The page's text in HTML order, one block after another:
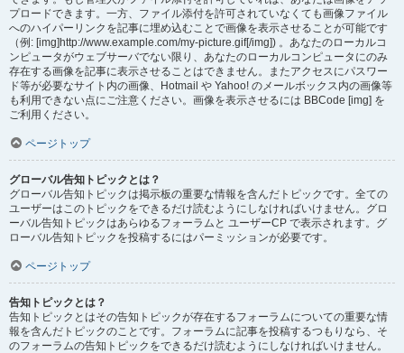
プロードできます。一方、ファイル添付を許可されていなくても画像ファイル
へのハイパーリンクを記事に埋め込むことで画像を表示させることが可能です
（例: [img]http://www.example.com/my-picture.gif[/img]) 。あなたのローカルコ
ンピュータがウェブサーバでない限り、あなたのローカルコンピュータにのみ
存在する画像を記事に表示させることはできません。またアクセスにパスワー
ド等が必要なサイト内の画像、Hotmail や Yahoo! のメールボックス内の画像等
も利用できない点にご注意ください。画像を表示させるには BBCode [img] を
ご利用ください。
ページトップ
グローバル告知トピックとは？
グローバル告知トピックは掲示板の重要な情報を含んだトピックです。全ての
ユーザーはこのトピックをできるだけ読むようにしなければいけません。グロ
ーバル告知トピックはあらゆるフォーラムと ユーザーCP で表示されます。グ
ローバル告知トピックを投稿するにはパーミッションが必要です。
ページトップ
告知トピックとは？
告知トピックとはその告知トピックが存在するフォーラムについての重要な情
報を含んだトピックのことです。フォーラムに記事を投稿するつもりなら、そ
のフォーラムの告知トピックをできるだけ読むようにしなければいけません。